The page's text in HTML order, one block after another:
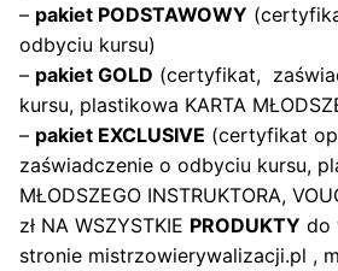
– pakiet PODSTAWOWY
odbyciu kursu)
– pakiet GOLD (certyfikat,
kursu, plastikowa KARTA
– pakiet EXCLUSIVE (certyfikat
zaświadczenie o odbyciu kursu,
MŁODSZEGO INSTRUKTORA,
zł NA WSZYSTKIE PRODUKTY do
stronie mistrzowierywalizacji.pl ,